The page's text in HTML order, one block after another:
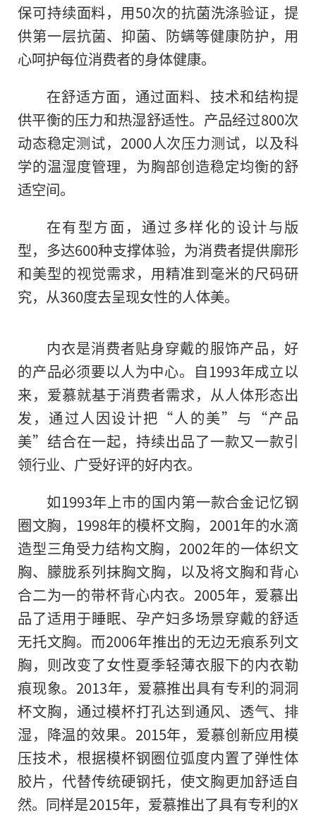
保可持续面料，用50次的抗菌洗涤验证，提
供第一层抗菌、抑菌、防螨等健康防护，用
心呵护每位消费者的身体健康。
在舒适方面，通过面料、技术和结构提
供平衡的压力和热湿舒适性。产品经过800次
动态稳定测试，2000⼈次压⼒测试，以及科
学的温湿度管理，为胸部创造稳定均衡的舒
适空间。
在有型方面，通过多样化的设计与版
型，多达600种支撑体验，为消费者提供廓形
和美型的视觉需求，用精准到毫⽶的尺码研
究，从360度去呈现⼥性的⼈体美。
内衣是消费者贴身穿戴的服饰产品，好
的产品必须要以人为中心。自1993年成立以
来，爱慕就基于消费者需求，从人体形态出
发，通过人因设计把“人的美”与“产品
美”结合在一起，持续出品了一款又一款引
领行业、广受好评的好内衣。
如1993年上市的国内第一款合金记忆钢
圈文胸，1998年的模杯文胸，2001年的水滴
造型三角受力结构文胸，2002年的一体织文
胸、朦胧系列抹胸文胸，以及将文胸和背心
合二为一的带杯背心内衣。2005年，爱慕出
品了适用于睡眠、孕产妇多场景穿戴的舒适
无托文胸。而2006年推出的无边无痕系列文
胸，则改变了女性夏季轻薄衣服下的内衣勒
痕现象。2013年，爱慕推出具有专利的洞洞
杯文胸，通过模杯打孔达到通风、透气、排
湿，降温的效果。2015年，爱慕创新应用模
压技术，根据模杯钢圈位弧度内置了弹性体
胶片，代替传统硬钢托，使文胸更加舒适自
然。同样是2015年，爱慕推出了具有专利的X